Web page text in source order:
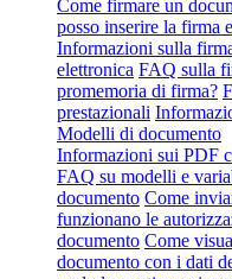
Come firmare un
posso inserire la firma
Informazioni sulla
elettronica FAQ sulla
promemoria di firma?
prestazionali
Modelli di documento
Informazioni sui PDF
FAQ su modelli e
documento Come
funzionano le
documento Come
documento con i dati